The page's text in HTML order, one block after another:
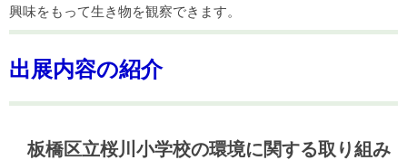
興味をもって生き物を観察できます。
出展内容の紹介
板橋区立桜川小学校の環境に関する取り組み